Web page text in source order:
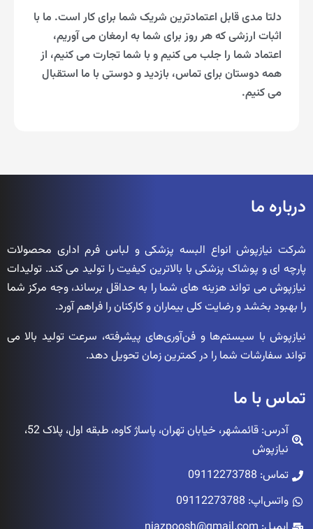
دلتا مدی قابل اعتمادترین شریک شما برای کار است. ما با
اثبات ارزشی که هر روز برای شما به ارمغان می آوریم،
اعتماد شما را جلب می کنیم و با شما تجارت می کنیم، از
همه دوستان برای تماس، بازدید و دوستی با ما استقبال
می کنیم.
درباره ما
شرکت نیازپوش انواع البسه پزشکی و لباس فرم اداری محصولات
پارچه ای و پوشاک پزشکی با بالاترین کیفیت را تولید می کند. تولیدات
نیازپوش می تواند هزینه های شما را به حداقل برساند، وجه مرکز شما
را بهبود بخشد و رضایت کلی بیماران و کارکنان را فراهم آورد.
نیازپوش با سیستم‌ها و فن‌آوری‌های پیشرفته، سرعت تولید بالا می
تواند سفارشات شما را در کمترین زمان تحویل دهد.
تماس با ما
آدرس: قائمشهر، خیابان تهران، پاساژ کاوه، طبقه اول، پلاک 52،
نیازپوش
تماس: 09112273788
واتس‌اپ: 09112273788